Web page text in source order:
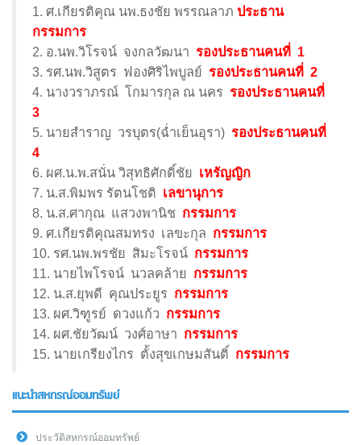
1. ศ.เกียรติคุณ นพ.ธงชัย พรรณลาภ ประธาน
กรรมการ
2. อ.นพ.วิโรจน์ จงกลวัฒนา รองประธานคนที่ 1
3. รศ.นพ.วิสูตร ฟองศิริไพบูลย์ รองประธานคนที่ 2
4. นางวราภรณ์ โกมารกุล ณ นคร รองประธานคนที่
3
5. นายสำราญ วรบุตร(ฉ่ำเย็นอุรา) รองประธานคนที่
4
6. ผศ.น.พ.สนั่น วิสุทธิศักดิ์ชัย เหรัญญิก
7. น.ส.พิมพร รัตนโชติ เลขานุการ
8. น.ส.ศากุณ แสวงพานิช กรรมการ
9. ศ.เกียรติคุณสมทรง เลขะกุล กรรมการ
10. รศ.นพ.พรชัย สิมะโรจน์ กรรมการ
11. นายไพโรจน์ นวลคล้าย กรรมการ
12. น.ส.ยุพดี คุณประยูร กรรมการ
13. ผศ.วิฑูรย์ ดวงแก้ว กรรมการ
14. ผศ.ชัยวัฒน์ วงศ์อาษา กรรมการ
15. นายเกรียงไกร ตั้งสุขเกษมสันติ์ กรรมการ
แนะนำสหกรณ์ออมทรัพย์
ประวัติสหกรณ์ออมทรัพย์